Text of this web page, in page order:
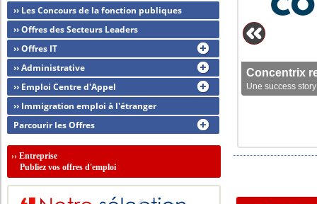
Concentrix
Une success
›› Les Concours de la fonction publiques
›› Offres des Secteurs Leaders
›› Offres IT
›› Administrative
›› Emploi Centre d'Appel
›› Immigration emploi à l'étranger
Parcourir les Offres
››Entreprise
Publiez vos offres d'emploi